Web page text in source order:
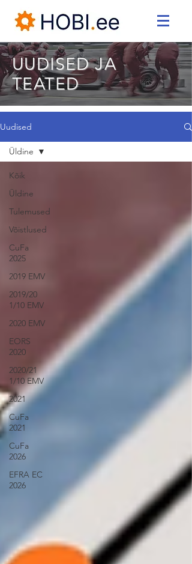
UUDISED JA
TEATED
Uudised
Kõik
Üldine
Tulemused
Võistlused
CuFa
2025
2019 EMV
2019/20
1/10 EMV
2020 EMV
EORS
2020
2020/21
1/10 EMV
2021
CuFa
2021
CuFa
2026
EFRA EC
2026
Üldine